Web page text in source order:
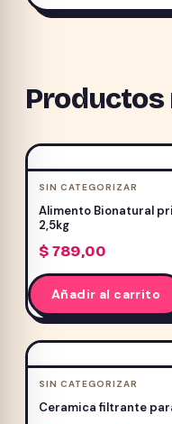
SIN CATEGORIZAR
Alimento Bionatural
2,5kg
$789,00
Añadir al carrito
SIN CATEGORIZAR
Ceramica filtrante